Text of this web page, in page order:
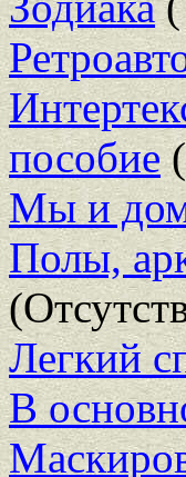
пособие
Мы и
Полы,
Легкий
В